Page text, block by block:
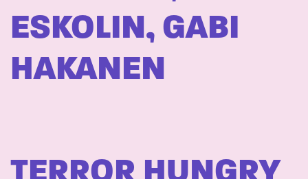
ESKOLIN, GABI
HAKANEN